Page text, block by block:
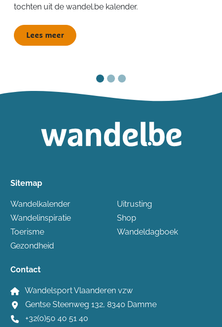
tochten uit de wandel.be kalender.
Lees meer
Sitemap
Wandelkalender
Wandelinspiratie
Toerisme
Gezondheid
Uitrusting
Shop
Wandeldagboek
Contact
Wandelsport Vlaanderen vzw
Gentse Steenweg 132, 8340 Damme
+32(0)50 40 51 40